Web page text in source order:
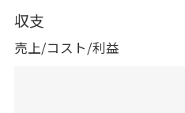
収支
売上/コスト/利益